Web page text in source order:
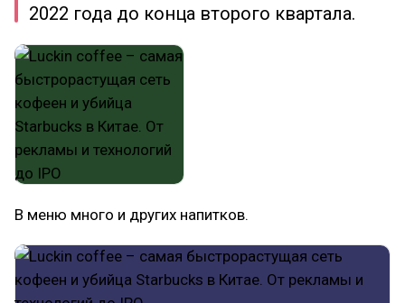
2022 года до конца второго квартала.
В меню много и других напитков.